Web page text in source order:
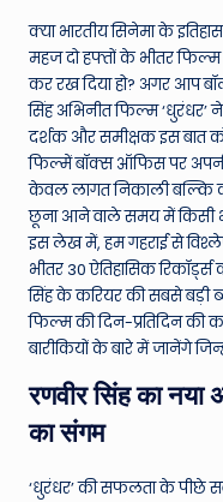
ro
u
n
d
T
h
e
W
o
d
क्या भारतीय सिनेमा के
महज दो हफ्तों के भीतर
कर रख दिया हो? अगर आप
सिंह अभिनीत फिल्म ‘धुरंधर’
दर्शक और समीक्षक इस बात
फिल्में बॉक्स ऑफिस पर
केवल लागत निकाली बल्कि
छूना आने वाले समय में किसी
इस लेख में, हम गहराई से
भीतर 30 ऐतिहासिक
सिंह के करियर की सबसे बड़ी
फिल्म की दिन-प्रतिदिन की
बारीकियों के बारे में जानेंगे
रणवीर सिंह का नया
का संगम
‘धुरंधर’ की सफलता के पीछे